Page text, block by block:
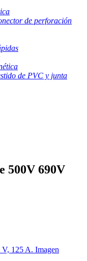
de perforación
de PVC y junta
500V 690V